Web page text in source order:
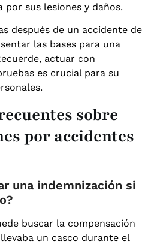
por sus lesiones y daños.
después de un accidente de
las bases para una
actuar con
es crucial para su
sobre
por accidentes
una indemnización si
buscar la compensación
un casco durante el